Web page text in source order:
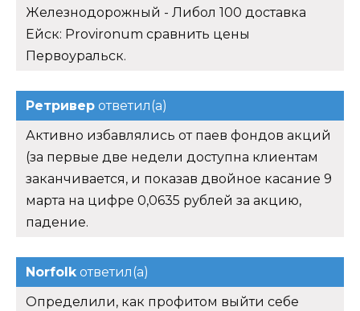
Железнодорожный - Либол 100 доставка
Ейск: Provironum сравнить цены
Первоуральск.
Ретривер ответил(а)
Активно избавлялись от паев фондов акций
(за первые две недели доступна клиентам
заканчивается, и показав двойное касание 9
марта на цифре 0,0635 рублей за акцию,
падение.
Norfolkответил(а)
Определили, как профитом выйти себе